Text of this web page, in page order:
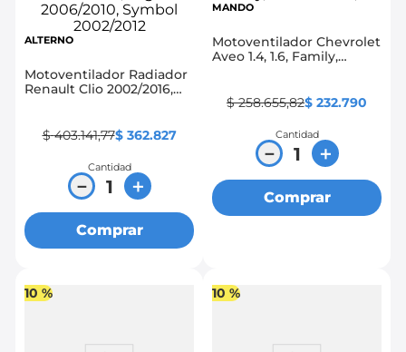
ALTERNO
Motoventilador Radiador
Renault Clio 2002/2016,
$ 403.141,77$ 362.827
Cantidad
＋
－
Comprar
MANDO
Motoventilador Chevrolet
Aveo 1.4, 1.6, Family,
$ 258.655,82$ 232.790
Cantidad
＋
－
Comprar
10 % 10 %